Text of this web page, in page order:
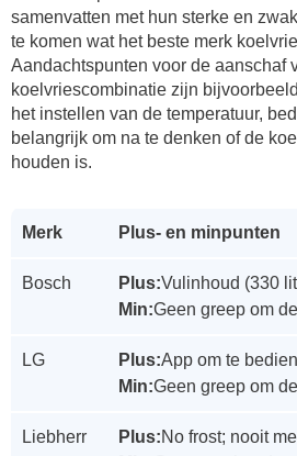
samenvatten met hun sterke en
te komen wat het beste merk
Aandachtspunten voor de aanschaf
koelvriescombinatie zijn
het instellen van de temperatuur,
belangrijk om na te denken of de
houden is.
Merk Plus- en minpunten
Bosch Plus:Vulinhoud (330
Min:Geen greep om
LG Plus:App om te
Min:Geen greep om
Liebherr Plus:No frost; nooit